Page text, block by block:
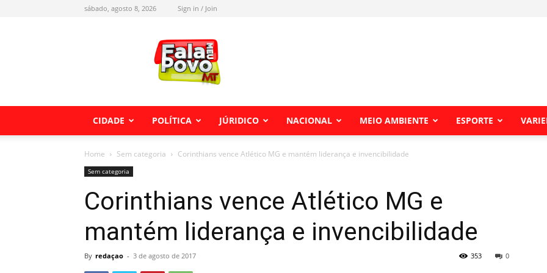
sábado, agosto 8, 2026 Sign in / Join
Fala
meu
Povo
MT
CIDADE POLÍTICA JÚRIDICO NACIONAL MEIO AMBIENTE ESPORTE
Home Sem categoria Corinthians vence Atlético MG e mantém liderança e invencibilidade
Sem categoria
Corinthians vence Atlético MG e
mantém liderança e invencibilidade
By redaçao - 3 de agosto de 2017 0
353